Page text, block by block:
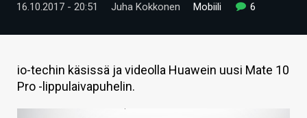
TIETOA
HINTA.FI
16.10.2017 - 20:51 Juha Kokkonen Mobiili 6
io-techin käsissä ja videolla Huawein uusi Mate 10
Pro -lippulaivapuhelin.